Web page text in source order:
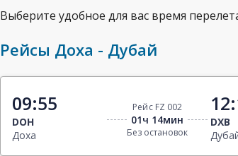
Выберите удобное для вас время
Рейсы Доха - Дубай
09:55
DOH
Доха
Рейс FZ 002
01ч 14мин
Без остановок
DXB